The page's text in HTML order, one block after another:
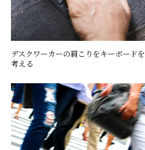
デスクワーカーの肩こりをキーボード
考える